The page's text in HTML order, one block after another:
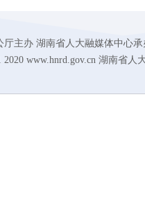
主办 湖南省人大融媒体中心
2020 www.hnrd.gov.cn 湖南省